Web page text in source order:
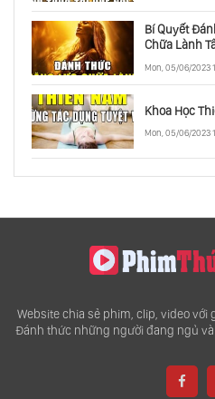
Bí Quyết
Chữa Lành
Mon, 05/06/2023
Khoa Học
Mon, 05/06/2023
Website chia sẻ phim, clip, video với
Đánh thức những người đang ngủ